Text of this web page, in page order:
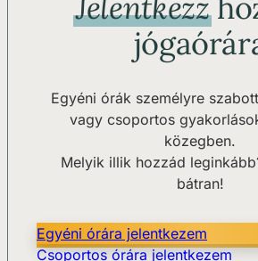
Jelentkezz
Egyéni órák személyre
vagy csoportos
közegben.
Melyik illik hozzád
bátran!
Egyéni órára jelentkezem
Csoportos órára jelentkezem